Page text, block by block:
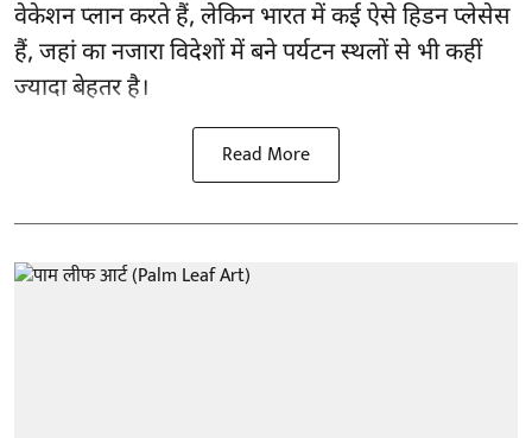
वेकेशन प्लान करते हैं, लेकिन भारत में कई ऐसे हिडन प्लेसेस
हैं, जहां का नजारा विदेशों में बने पर्यटन स्थलों से भी कहीं
ज्यादा बेहतर है।
Read More